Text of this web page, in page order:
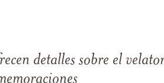
detalles sobre el